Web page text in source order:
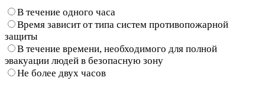
В течение одного часа
Время зависит от типа систем противопожарной
защиты
В течение времени, необходимого для полной
эвакуации людей в безопасную зону
Не более двух часов